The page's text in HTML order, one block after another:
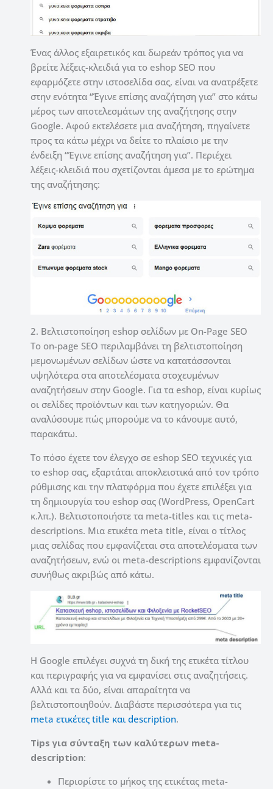
Ένας άλλος εξαιρετικός και δωρεάν τρόπος για να
βρείτε λέξεις-κλειδιά για το eshop SEO που
εφαρμόζετε στην ιστοσελίδα σας, είναι να ανατρέξετε
στην ενότητα “Έγινε επίσης αναζήτηση για” στο κάτω
μέρος των αποτελεσμάτων της αναζήτησης στην
Google. Αφού εκτελέσετε μια αναζήτηση, πηγαίνετε
προς τα κάτω μέχρι να δείτε το πλαίσιο με την
ένδειξη “Έγινε επίσης αναζήτηση για”. Περιέχει
λέξεις-κλειδιά που σχετίζονται άμεσα με το ερώτημα
της αναζήτησης:
2. Βελτιστοποίηση eshop σελίδων με On-Page SEO
Το on-page SEO περιλαμβάνει τη βελτιστοποίηση
μεμονωμένων σελίδων ώστε να κατατάσσονται
υψηλότερα στα αποτελέσματα στοχευμένων
αναζητήσεων στην Google. Για τα eshop, είναι κυρίως
οι σελίδες προϊόντων και των κατηγοριών. Θα
αναλύσουμε πώς μπορούμε να το κάνουμε αυτό,
παρακάτω.
Το πόσο έχετε τον έλεγχο σε eshop SEO τεχνικές για
το eshop σας, εξαρτάται αποκλειστικά από τον τρόπο
ρύθμισης και την πλατφόρμα που έχετε επιλέξει για
τη δημιουργία του eshop σας (WordPress, OpenCart
κ.λπ.). Βελτιστοποιήστε τα meta-titles και τις meta-
descriptions. Μια ετικέτα meta title, είναι ο τίτλος
μιας σελίδας που εμφανίζεται στα αποτελέσματα των
αναζητήσεων, ενώ οι meta-descriptions εμφανίζονται
συνήθως ακριβώς από κάτω.
Η Google επιλέγει συχνά τη δική της ετικέτα τίτλου
και περιγραφής για να εμφανίσει στις αναζητήσεις.
Αλλά και τα δύο, είναι απαραίτητα να
βελτιστοποιηθούν. Διαβάστε περισσότερα για τις
meta ετικέτες title και description.
Tips για σύνταξη των καλύτερων meta-
description:
Περιορίστε το μήκος της ετικέτας meta-